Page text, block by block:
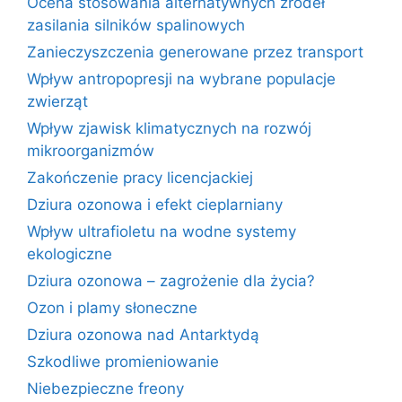
zasilania silników spalinowych
Zanieczyszczenia generowane przez transport
Wpływ antropopresji na wybrane populacje
zwierząt
Wpływ zjawisk klimatycznych na rozwój
mikroorganizmów
Zakończenie pracy licencjackiej
Dziura ozonowa i efekt cieplarniany
Wpływ ultrafioletu na wodne systemy
ekologiczne
Dziura ozonowa – zagrożenie dla życia?
Ozon i plamy słoneczne
Dziura ozonowa nad Antarktydą
Szkodliwe promieniowanie
Niebezpieczne freony